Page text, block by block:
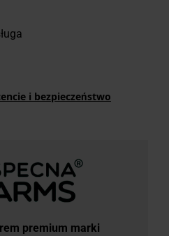
i bezpieczeństwo
premium marki